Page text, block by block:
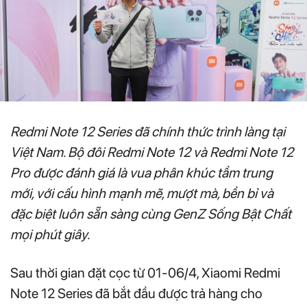
Redmi Note 12 Series đã chính thức trình làng tại
Việt Nam. Bộ đôi Redmi Note 12 và Redmi Note 12
Pro được đánh giá là vua phân khúc tầm trung
mới, với cấu hình mạnh mẽ, mượt mà, bền bỉ và
đặc biệt luôn sẵn sàng cùng GenZ Sống Bật Chất
mọi phút giây.
Sau thời gian đặt cọc từ 01-06/4, Xiaomi Redmi
Note 12 Series đã bắt đầu được trả hàng cho